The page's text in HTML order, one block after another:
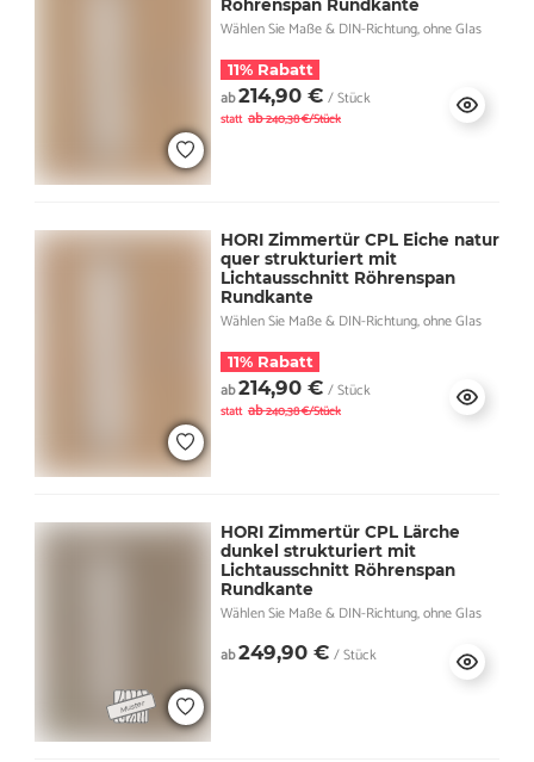
Röhrenspan Rundkante
Wählen Sie Maße & DIN-Richtung, ohne Glas
11% Rabatt
ab214,90 € / Stück
statt ab240,38 €/Stück
HORI Zimmertür CPL Eiche natur
quer strukturiert mit
Lichtausschnitt Röhrenspan
Rundkante
Wählen Sie Maße & DIN-Richtung, ohne Glas
11% Rabatt
ab214,90 € / Stück
statt ab240,38 €/Stück
HORI Zimmertür CPL Lärche
dunkel strukturiert mit
Lichtausschnitt Röhrenspan
Rundkante
Wählen Sie Maße & DIN-Richtung, ohne Glas
ab249,90 € / Stück